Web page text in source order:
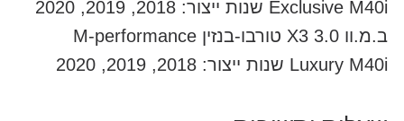
Exclusive M40i שנות ייצור: 2018, 2019, 2020
ב.מ.וו X3 3.0 טורבו-בנזין M-performance
Luxury M40i שנות ייצור: 2018, 2019, 2020